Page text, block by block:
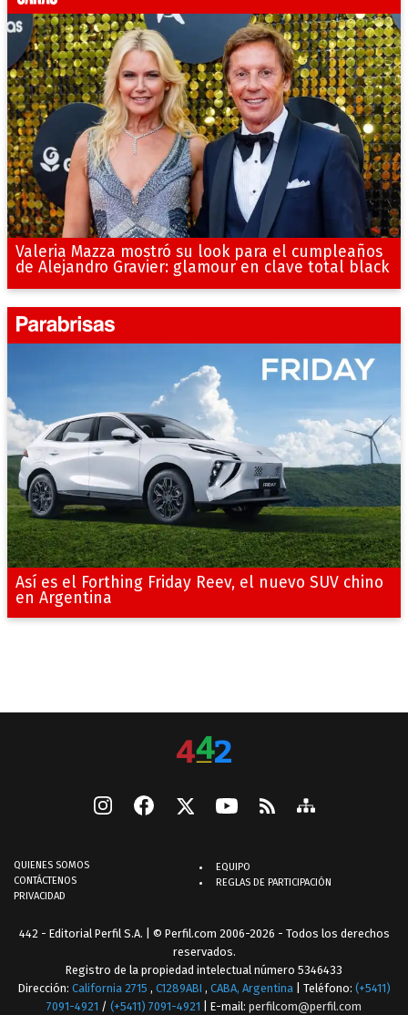
Valeria Mazza mostró su look para el cumpleaños
de Alejandro Gravier: glamour en clave total black
Así es el Forthing Friday Reev, el nuevo SUV chino
en Argentina
QUIENES SOMOS
CONTÁCTENOS
PRIVACIDAD
EQUIPO
REGLAS DE PARTICIPACIÓN
442 - Editorial Perfil S.A. | © Perfil.com 2006-2026 - Todos los derechos
reservados.
Registro de la propiedad intelectual número 5346433
Dirección: California 2715 , C1289ABI , CABA, Argentina | Teléfono: (+5411)
7091-4921 / (+5411) 7091-4921 | E-mail: perfilcom@perfil.com